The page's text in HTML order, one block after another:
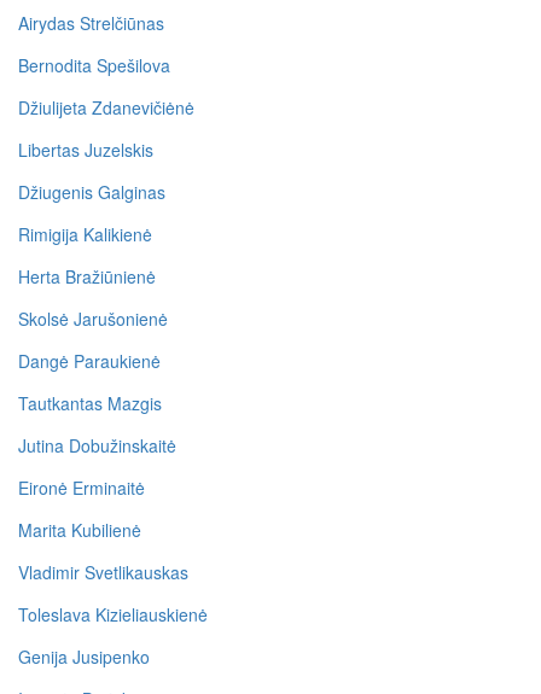
Airydas Strelčiūnas
Bernodita Spešilova
Džiulijeta Zdanevičiėnė
Libertas Juzelskis
Džiugenis Galginas
Rimigija Kalikienė
Herta Bražiūnienė
Skolsė Jarušonienė
Dangė Paraukienė
Tautkantas Mazgis
Jutina Dobužinskaitė
Eironė Erminaitė
Marita Kubilienė
Vladimir Svetlikauskas
Toleslava Kizieliauskienė
Genija Jusipenko